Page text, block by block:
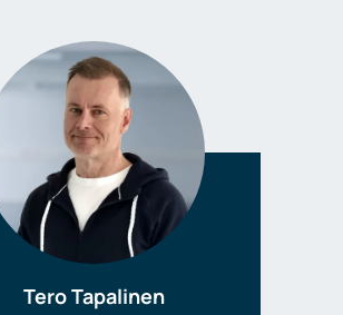
Tero Tapalinen